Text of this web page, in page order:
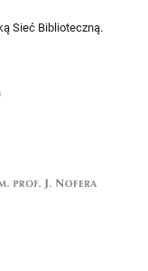
Sieć Biblioteczną.